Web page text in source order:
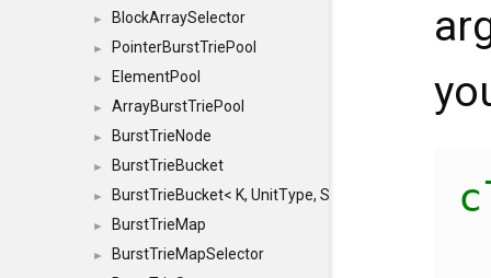
► BlockArraySelector
► PointerBurstTriePool
► ElementPool
► ArrayBurstTriePool
► BurstTrieNode
► BurstTrieBucket
► BurstTrieBucket< K, UnitType, SIZE >
► BurstTrieMap
►
BurstTrieMapSelector